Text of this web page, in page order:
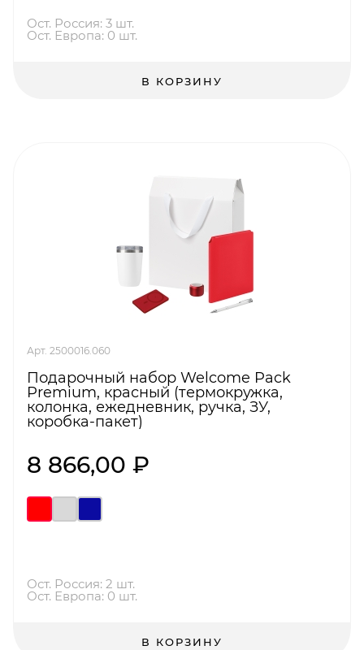
Ост. Россия: 3 шт.
Ост. Европа: 0 шт.
В КОРЗИНУ
Арт. 2500016.060
Подарочный набор Welcome Pack
Premium, красный (термокружка,
колонка, ежедневник, ручка, ЗУ,
коробка-пакет)
8 866,00 ₽
Ост. Россия: 2 шт.
Ост. Европа: 0 шт.
В КОРЗИНУ